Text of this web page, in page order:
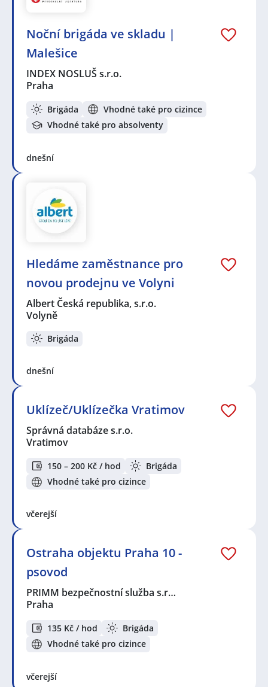
Noční brigáda ve skladu |
Malešice
INDEX NOSLUŠ s.r.o.
Praha
Brigáda
Vhodné také pro cizince
Vhodné také pro absolventy
dnešní
Hledáme zaměstnance pro
novou prodejnu ve Volyni
Albert Česká republika, s.r.o.
Volyně
Brigáda
dnešní
Uklízeč/Uklízečka Vratimov
Správná databáze s.r.o.
Vratimov
150 – 200 Kč / hod
Brigáda
Vhodné také pro cizince
včerejší
Ostraha objektu Praha 10 -
psovod
PRIMM bezpečnostní služba s.r…
Praha
135 Kč / hod
Brigáda
Vhodné také pro cizince
včerejší